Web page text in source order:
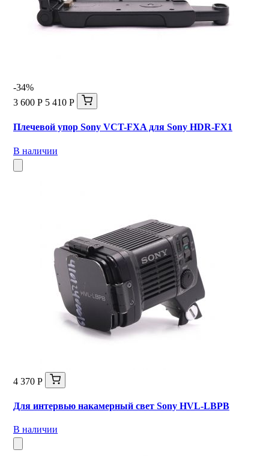
-34%
3 600 Р 5 410 Р
Плечевой упор Sony VCT-FXA для Sony HDR-FX1
В наличии
4 370 Р
Для интервью накамерный свет Sony HVL-LBPB
В наличии